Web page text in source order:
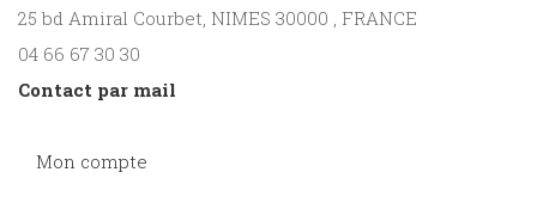
25 bd Amiral Courbet, NIMES 30000 , FRANCE
04 66 67 30 30
Contact par mail
Mon compte